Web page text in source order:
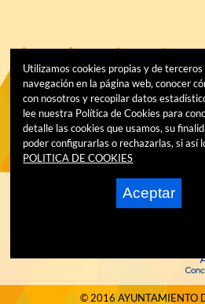
© 2016 AYUNTAMIENTO
Utilizamos cookies propias y de
navegación en la página web, conocer
con nosotros y recopilar datos
lee nuestra Política de Cookies para
detalle las cookies que usamos, su
poder configurarlas o rechazarlas, si así
POLITICA DE COOKIES
Aceptar